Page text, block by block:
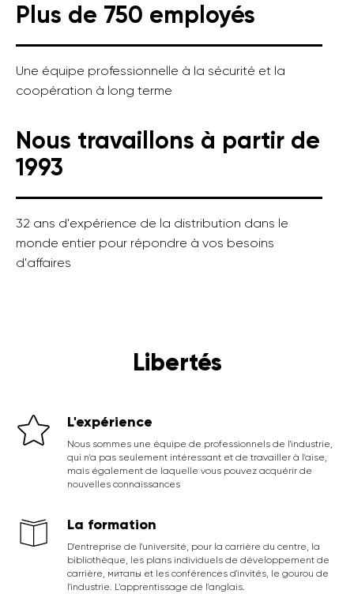
Plus de 750 employés
Une équipe professionnelle à la sécurité et la
coopération à long terme
Nous travaillons à partir de
1993
32 ans d'expérience de la distribution dans le
monde entier pour répondre à vos besoins
d'affaires
Libertés
L'expérience
Nous sommes une équipe de professionnels de l'industrie,
qui n'a pas seulement intéressant et de travailler à l'aise,
mais également de laquelle vous pouvez acquérir de
nouvelles connaissances
La formation
D'entreprise de l'université, pour la carrière du centre, la
bibliothèque, les plans individuels de développement de
carrière, митапы et les conférences d'invités, le gourou de
l'industrie. L'apprentissage de l'anglais.